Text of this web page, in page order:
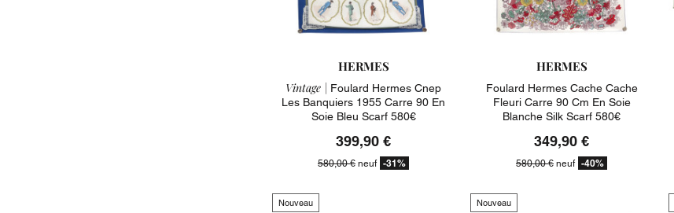
HERMES
Vintage | Foulard Hermes Cnep
Les Banquiers 1955 Carre 90 En
Soie Bleu Scarf 580€
399,90 €
580,00 € neuf -31%
HERMES
Foulard Hermes Cache Cache
Fleuri Carre 90 Cm En Soie
Blanche Silk Scarf 580€
349,90 €
580,00 € neuf -40%
Nouveau Nouveau